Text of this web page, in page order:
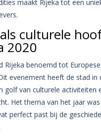
maakt Rijeka tot een
culturele
2020
Rijeka benoemd tot
evenement heeft de stad in
golf van culturele activiteiten
Het thema van het jaar
perfect past bij de